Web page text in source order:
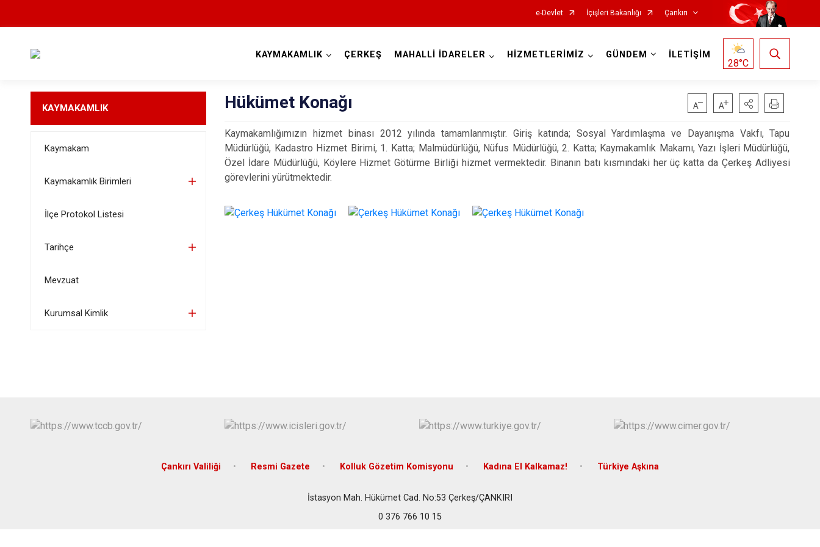
e-Devlet İçişleri Bakanlığı Çankırı
KAYMAKAMLIK ÇERKEŞ MAHALLİ İDARELER HİZMETLERİMİZ GÜNDEM İLETİŞİM
28°C
KAYMAKAMLIK
Kaymakam
Kaymakamlık Birimleri
İlçe Protokol Listesi
Tarihçe
Mevzuat
Kurumsal Kimlik
Hükümet Konağı
Kaymakamlığımızın hizmet binası 2012 yılında tamamlanmıştır. Giriş katında; Sosyal Yardımlaşma ve Dayanışma Vakfı, Tapu
Müdürlüğü, Kadastro Hizmet Birimi, 1. Katta; Malmüdürlüğü, Nüfus Müdürlüğü, 2. Katta; Kaymakamlık Makamı, Yazı İşleri Müdürlüğü,
Özel İdare Müdürlüğü, Köylere Hizmet Götürme Birliği hizmet vermektedir. Binanın batı kısmındaki her üç katta da Çerkeş Adliyesi
görevlerini yürütmektedir.
Çankırı Valiliği Resmi Gazete Kolluk Gözetim Komisyonu Kadına El Kalkamaz! Türkiye Aşkına
İstasyon Mah. Hükümet Cad. No:53 Çerkeş/ÇANKIRI
0 376 766 10 15